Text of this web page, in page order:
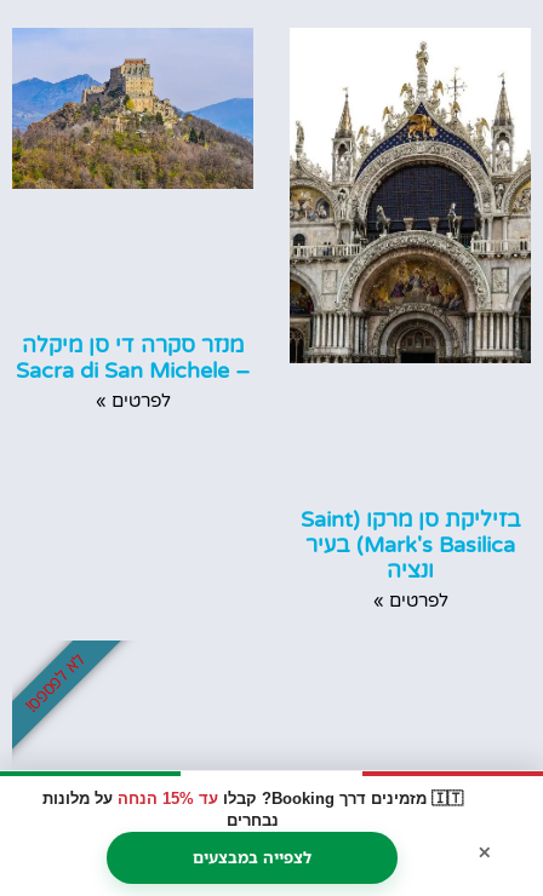
🇮🇹 מזמינים דרך Booking? קבלו עד 15% הנחה
על מלונות
נבחרים
לצפייה במבצעים ×
בזיליקת סן מרקו (Saint
Mark's Basilica) בעיר
ונציה
לפרטים »
מנזר סקרה די סן מיקלה
– Sacra di San Michele
לפרטים »
לא לפספס!